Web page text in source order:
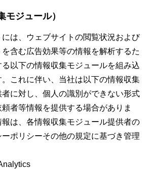
モジュール）
は、ウェブサイトの閲覧状況および
含む広告効果等の情報を解析するた
以下の情報収集モジュールを組み込
これに伴い、当社は以下の情報収集
に対し、個人の識別ができない形式
者等情報を提供する場合がありま
は、各情報収集モジュール提供者の
ポリシーその他の規定に基づき管理